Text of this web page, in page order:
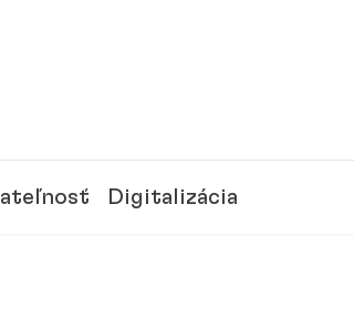
Digitalizácia